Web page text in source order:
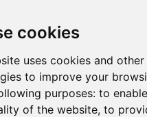
cookies
uses cookies and
to improve your
purposes: to
of the website, to